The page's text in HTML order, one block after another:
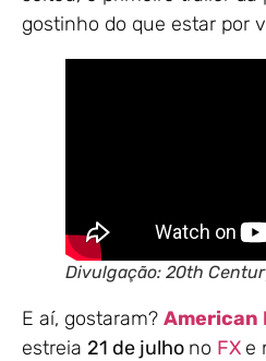
gostinho do que estar por
Divulgação: 20th
E aí, gostaram? American
estreia 21 de julho no FX e